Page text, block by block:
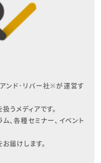
ンド･リバー社※が運営す
うメディアです。
、各種セミナー、イベント
届けします。